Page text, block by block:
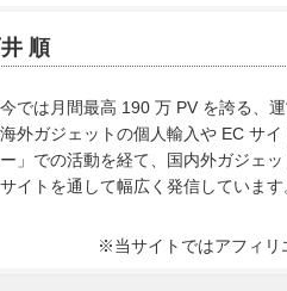
順
今では月間最高 190 万 PV を誇る、
海外ガジェットの個人輸入や EC サ
ー」での活動を経て、国内外ガジェ
サイトを通して幅広く発信しています
※当サイトではアフィリ